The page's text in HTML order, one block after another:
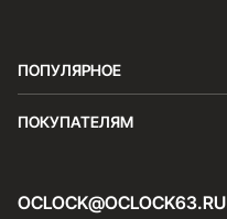
ПОПУЛЯРНОЕ
ПОКУПАТЕЛЯМ
OCLOCK@OCLOCK63.RU